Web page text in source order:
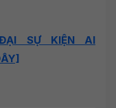
SỰ KIỆN AI